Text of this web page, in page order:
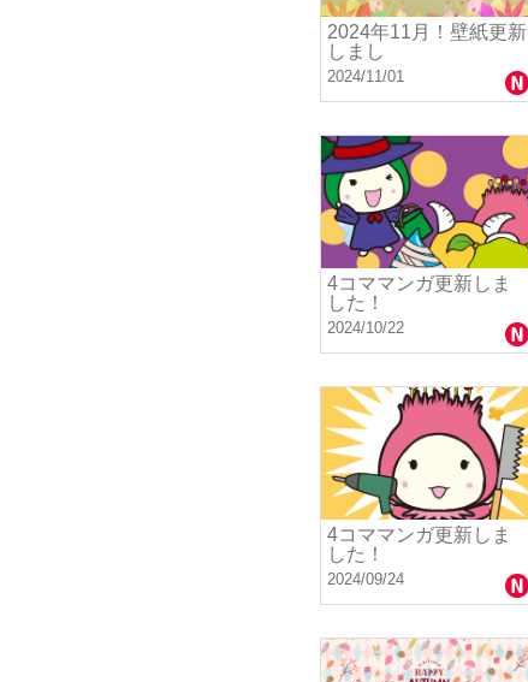
2024年11月！壁紙更新
しまし
2024/11/01
4コママンガ更新しま
した！
2024/10/22
4コママンガ更新しま
した！
2024/09/24